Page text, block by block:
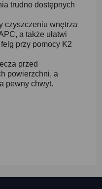
trudno dostępnych
czyszczeniu wnętrza
a także ułatwi
przy pomocy K2
przed
powierzchni, a
pewny chwyt.